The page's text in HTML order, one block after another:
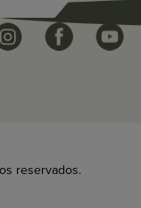
reservados.